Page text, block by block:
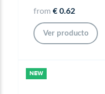
from € 0.62
Ver producto
NEW